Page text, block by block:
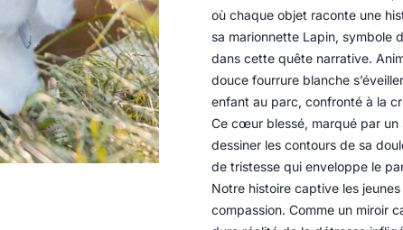
où chaque objet raconte une
sa marionnette Lapin, symbole
dans cette quête narrative.
douce fourrure blanche
enfant au parc, confronté à la
Ce cœur blessé, marqué par un
dessiner les contours de sa
de tristesse qui enveloppe le
Notre histoire captive les
compassion. Comme un miroir